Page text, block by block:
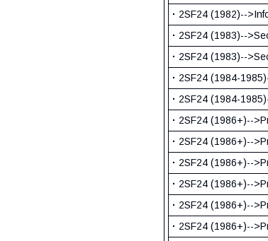
· 2SF24 (1982)--
· 2SF24 (1983)--
· 2SF24 (1983)--
· 2SF24 (1984-
· 2SF24 (1984-
· 2SF24 (1986+)--
· 2SF24 (1986+)--
· 2SF24 (1986+)--
· 2SF24 (1986+)--
· 2SF24 (1986+)--
· 2SF24 (1986+)--